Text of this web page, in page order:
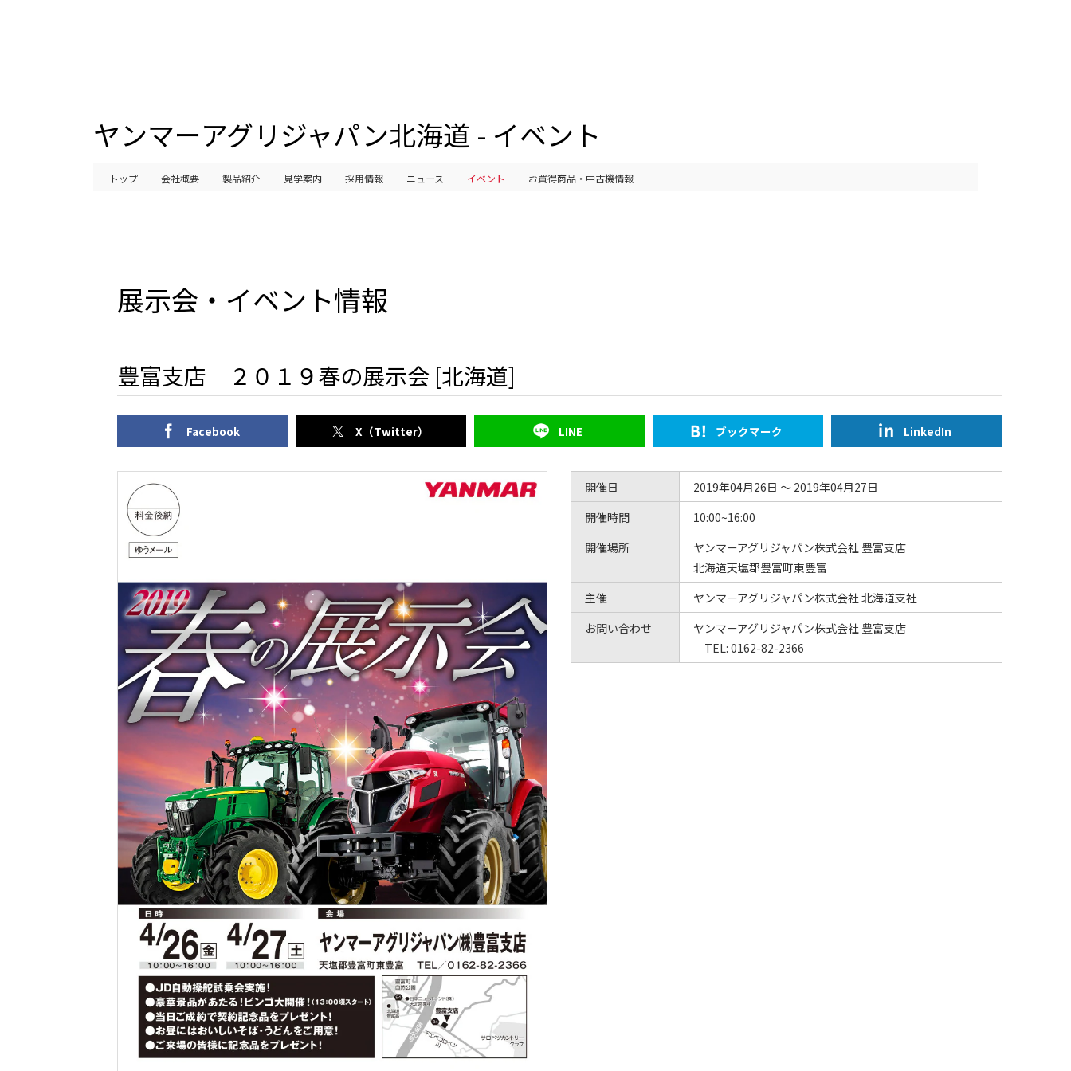
ヤンマーアグリジャパン北海道 - イベント
トップ 会社概要 製品紹介 見学案内 採用情報 ニュース イベント お買得商品・中古機情報
展示会・イベント情報
豊富支店 ２０１９春の展示会 [北海道]
Facebook X（Twitter） LINE ブックマーク LinkedIn
開催日
2019年04月26日 ～ 2019年04月27日
開催時間
10:00~16:00
開催場所
ヤンマーアグリジャパン株式会社 豊富支店
北海道天塩郡豊富町東豊富
主催
ヤンマーアグリジャパン株式会社 北海道支社
お問い合わせ
ヤンマーアグリジャパン株式会社 豊富支店
TEL: 0162-82-2366